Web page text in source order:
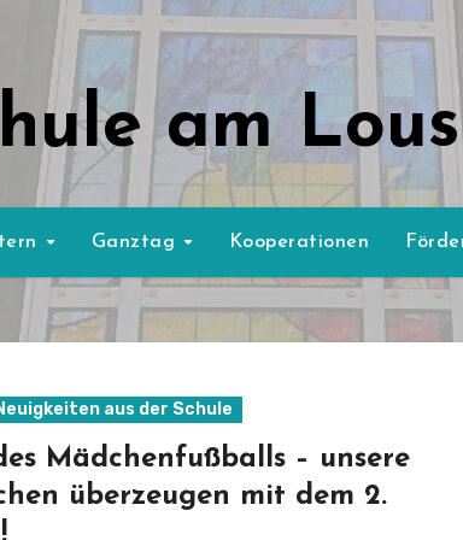
am
Ganztag Kooperationen
aus der Schule
Mädchenfußballs – unsere
überzeugen mit dem 2.